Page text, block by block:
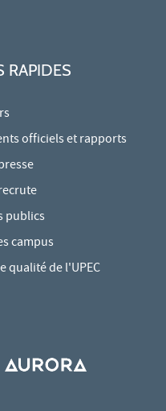
RAPIDES
officiels et rapports
publics
campus
qualité de l'UPEC